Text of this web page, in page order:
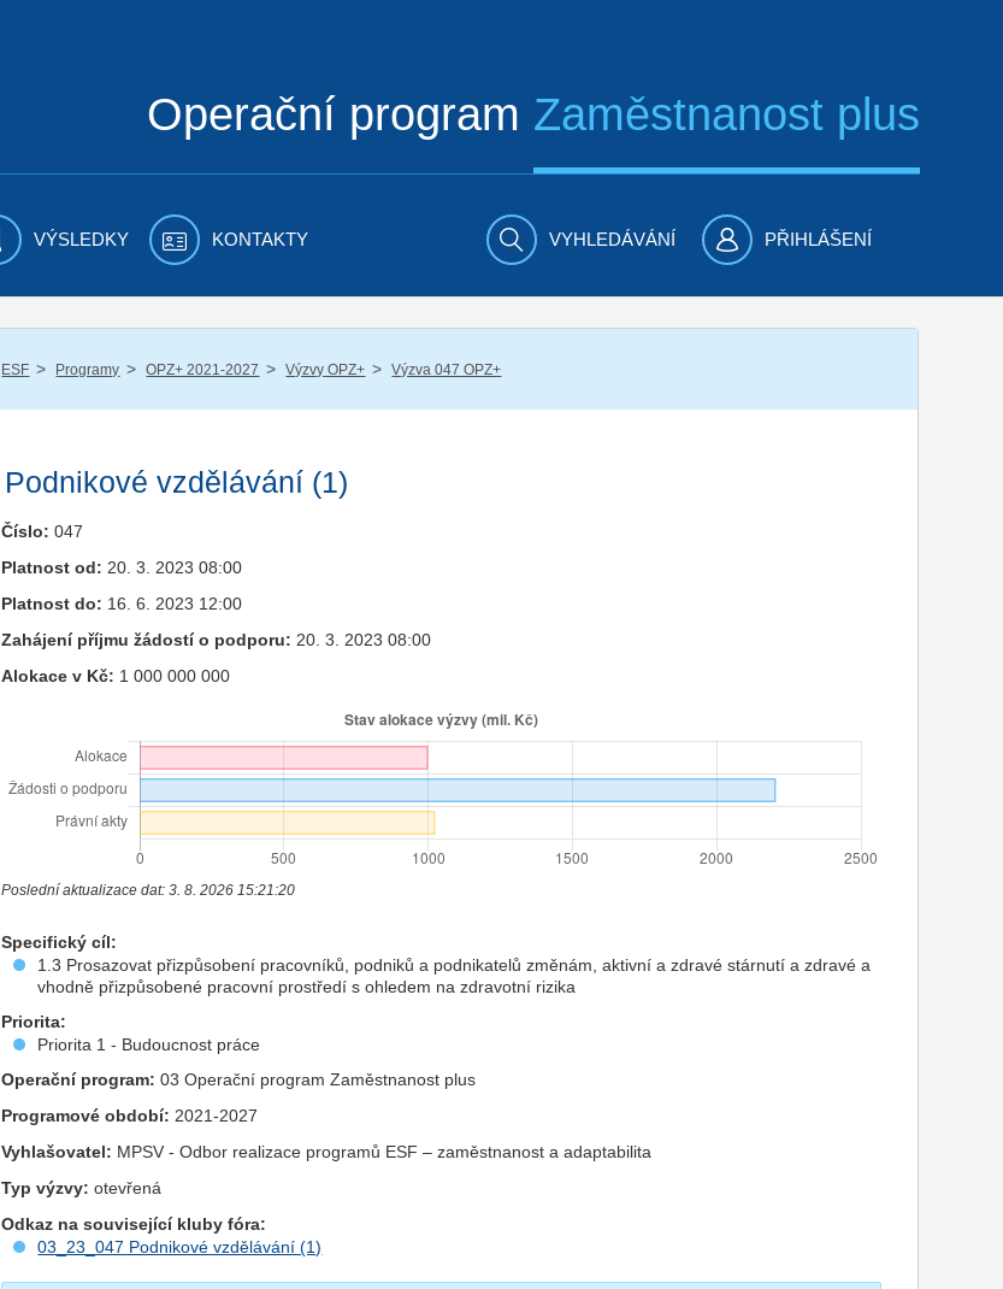
Operační program Zaměstnanost plus
VÝSLEDKY KONTAKTY VYHLEDÁVÁNÍ PŘIHLÁŠENÍ
ESF / Programy / OPZ+ 2021-2027 / Výzvy OPZ+ / Výzva 047 OPZ+
Podnikové vzdělávání (1)
Číslo: 047
Platnost od: 20. 3. 2023 08:00
Platnost do: 16. 6. 2023 12:00
Zahájení příjmu žádostí o podporu: 20. 3. 2023 08:00
Alokace v Kč: 1 000 000 000
Poslední aktualizace dat: 3. 8. 2026 15:21:20
Specifický cíl:
1.3 Prosazovat přizpůsobení pracovníků, podniků a podnikatelů změnám, aktivní a zdravé stárnutí a zdravé a
vhodně přizpůsobené pracovní prostředí s ohledem na zdravotní rizika
Priorita:
Priorita 1 - Budoucnost práce
Operační program: 03 Operační program Zaměstnanost plus
Programové období: 2021-2027
Vyhlašovatel: MPSV - Odbor realizace programů ESF – zaměstnanost a adaptabilita
Typ výzvy: otevřená
Odkaz na související kluby fóra:
03_23_047 Podnikové vzdělávání (1)